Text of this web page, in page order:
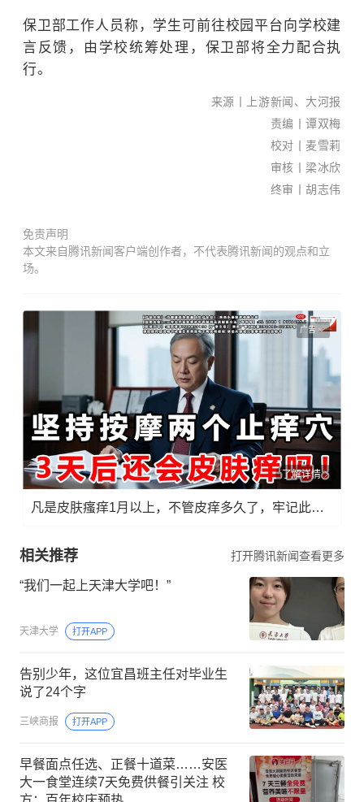
保卫部工作人员称，学生可前往校园平台向学校建
言反馈，由学校统筹处理，保卫部将全力配合执
行。
全媒
体记
者
黎莹
遐/文
图
线：
0771
-
5690
报料
邮
箱：
news
@ng
om.c
来源丨
上游新闻、大河报
责编丨谭双梅
校对丨麦雪莉
审核丨梁冰欣
终审丨胡志伟
免责声明
本文来自腾讯新闻客户端创作者，不代表腾讯新闻的观点和立
场。
广告
了解详情
凡是皮肤瘙痒1月以上，不管皮痒多久了，牢记此法，快！准！狠！
相关推荐 打开腾讯新闻查看更多
“我们一起上天津大学吧！”
天津大学 打开APP
告别少年，这位宜昌班主任对毕业生
说了24个字
三峡商报 打开APP
早餐面点任选、正餐十道菜……安医
大一食堂连续7天免费供餐引关注 校